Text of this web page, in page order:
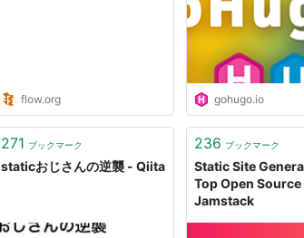
flow.org gohugo.io
271 ブックマーク
staticおじさんの逆襲 - Qiita
236 ブックマーク
Static Site
Top Open Source
Jamstack